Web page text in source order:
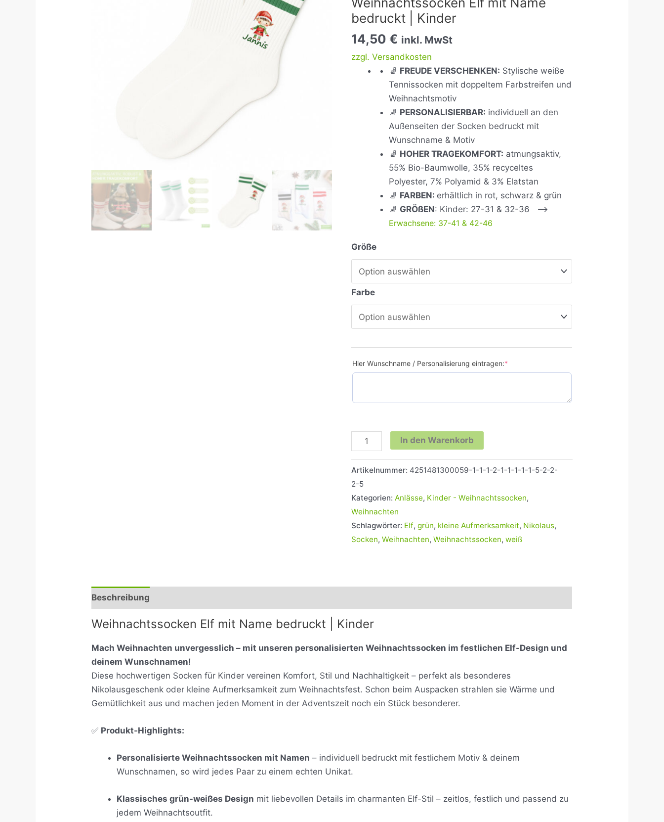
bedruckt | Kinder
14,50 € inkl. MwSt
zzgl. Versandkosten
🧦 FREUDE VERSCHENKEN: Stylische weiße
Tennissocken mit doppeltem Farbstreifen und
Weihnachtsmotiv
🧦 PERSONALISIERBAR: individuell an den
Außenseiten der Socken bedruckt mit
Wunschname & Motiv
🧦 HOHER TRAGEKOMFORT: atmungsaktiv,
55% Bio-Baumwolle, 35% recyceltes
Polyester, 7% Polyamid & 3% Elatstan
🧦 FARBEN: erhältlich in rot, schwarz & grün
🧦 GRÖßEN: Kinder: 27-31 & 32-36 –>
Erwachsene: 37-41 & 42-46
Größe
Farbe
Hier Wunschname / Personalisierung eintragen:*
|
Kinder
Menge
In den Warenkorb
Artikelnummer: 4251481300059-1-1-1-2-1-1-1-1-1-5-2-2-
2-5
Kategorien: Anlässe, Kinder - Weihnachtssocken,
Weihnachten
Schlagwörter: Elf, grün, kleine Aufmerksamkeit, Nikolaus,
Socken, Weihnachten, Weihnachtssocken, weiß
Beschreibung
Weihnachtssocken Elf mit Name bedruckt | Kinder
Mach Weihnachten unvergesslich – mit unseren personalisierten Weihnachtssocken im festlichen Elf-Design und
deinem Wunschnamen!
Diese hochwertigen Socken für Kinder vereinen Komfort, Stil und Nachhaltigkeit – perfekt als besonderes
Nikolausgeschenk oder kleine Aufmerksamkeit zum Weihnachtsfest. Schon beim Auspacken strahlen sie Wärme und
Gemütlichkeit aus und machen jeden Moment in der Adventszeit noch ein Stück besonderer.
✅ Produkt-Highlights:
Personalisierte Weihnachtssocken mit Namen – individuell bedruckt mit festlichem Motiv & deinem
Wunschnamen, so wird jedes Paar zu einem echten Unikat.
Klassisches grün-weißes Design mit liebevollen Details im charmanten Elf-Stil – zeitlos, festlich und passend zu
jedem Weihnachtsoutfit.